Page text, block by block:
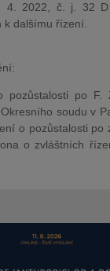
4. 2022, č. j. 32 D
k dalšímu řízení.
pozůstalosti po F.
soudu v
o pozůstalosti po
o zvláštních